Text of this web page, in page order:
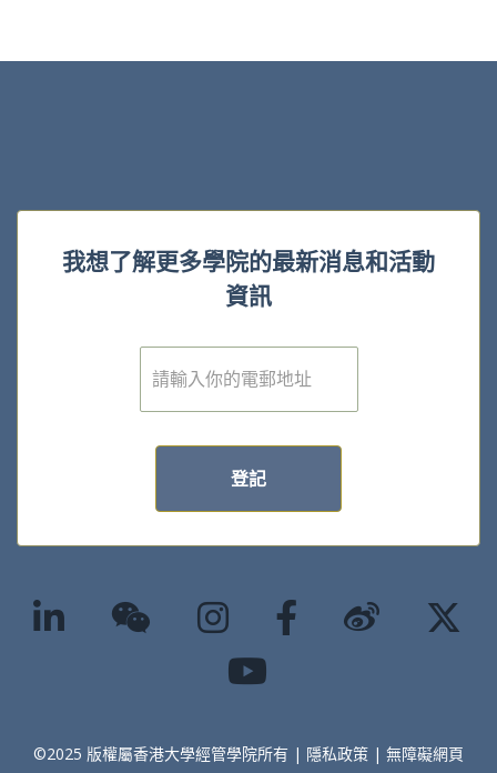
我想了解更多學院的最新消息和活動
資訊
電
子
登記
©2025 版權屬香港大學經管學院所有 | 隱私政策 | 無障礙網頁